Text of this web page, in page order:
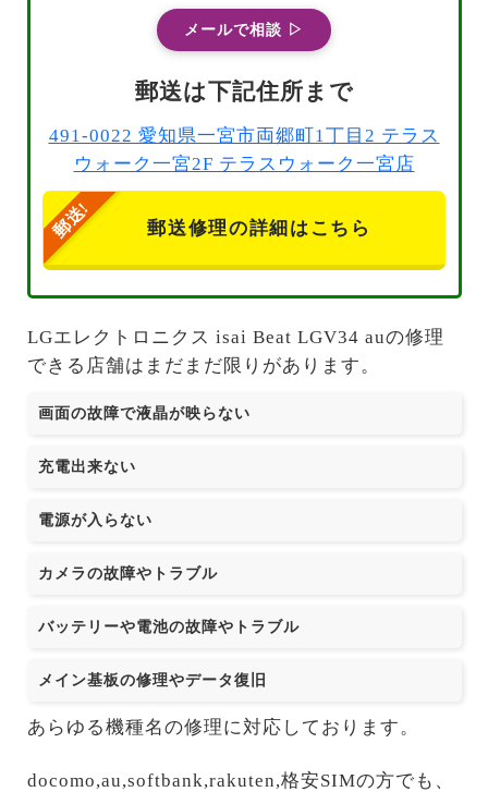
メールで相談 ▷
郵送は下記住所まで
491-0022 愛知県一宮市両郷町1丁目2 テラス
ウォーク一宮2F テラスウォーク一宮店
郵送修理の詳細はこちら
LGエレクトロニクス isai Beat LGV34 auの修理
できる店舗はまだまだ限りがあります。
画面の故障で液晶が映らない
充電出来ない
電源が入らない
カメラの故障やトラブル
バッテリーや電池の故障やトラブル
メイン基板の修理やデータ復旧
あらゆる機種名の修理に対応しております。
docomo,au,softbank,rakuten,格安SIMの方でも、